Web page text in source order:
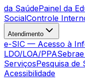
da SaúdePainel da
SocialControle
Atendimento
e-SIC — Acesso à
LDO/LOA/PPA
ServiçosPesquisa de
Acessibilidade